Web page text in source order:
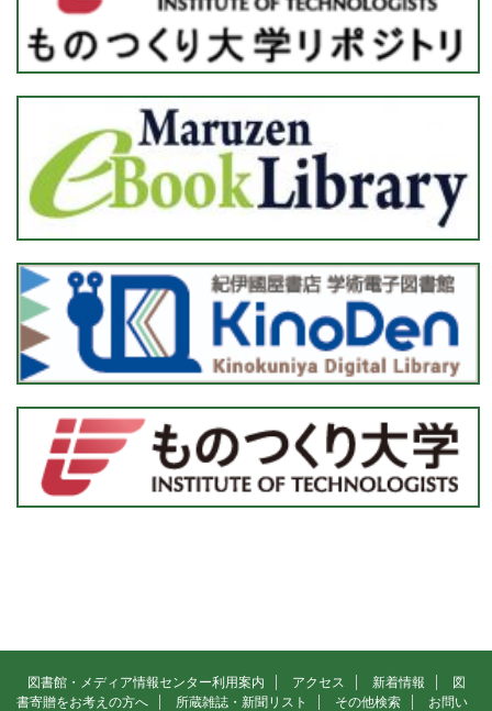
図書館・メディア情報センター利用案内 アクセス 新着情報
図
書寄贈をお考えの方へ
所蔵雑誌・新聞リスト その他検索 お問い